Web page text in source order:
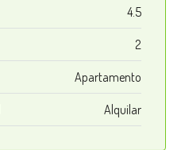
4.5
2
Apartamento
Alquilar